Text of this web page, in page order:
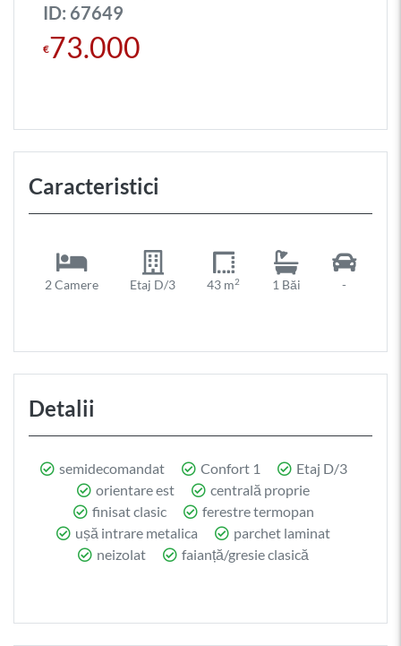
ID: 67649
€73.000
Caracteristici
2 Camere Etaj D/3 43 m2 1 Băi -
Detalii
semidecomandat Confort 1
Etaj D/3
orientare est
centrală proprie
finisat clasic
ferestre termopan
ușă intrare metalica
parchet laminat
neizolat
faianță/gresie clasică